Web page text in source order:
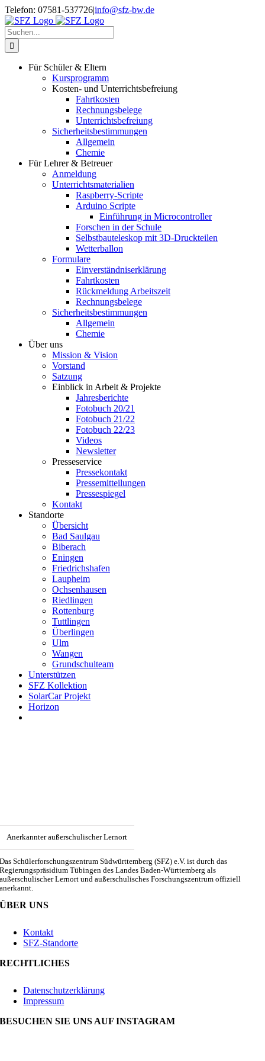
Zum
Inhalt
springen
Telefon: 07581-537726|info@sfz-bw.de
Suche
nach:
Für Schüler & Eltern
Kursprogramm
Kosten- und Unterrichtsbefreiung
Fahrtkosten
Rechnungsbelege
Unterrichtsbefreiung
Sicherheitsbestimmungen
Allgemein
Chemie
Für Lehrer & Betreuer
Anmeldung
Unterrichtsmaterialien
Raspberry-Scripte
Arduino Scripte
Einführung in Microcontroller
Forschen in der Schule
Selbstbauteleskop mit 3D-Druckteilen
Wetterballon
Formulare
Einverständniserklärung
Fahrtkosten
Rückmeldung Arbeitszeit
Rechnungsbelege
Sicherheitsbestimmungen
Allgemein
Chemie
Über uns
Mission & Vision
Vorstand
Satzung
Einblick in Arbeit & Projekte
Jahresberichte
Fotobuch 20/21
Fotobuch 21/22
Fotobuch 22/23
Videos
Newsletter
Presseservice
Pressekontakt
Pressemitteilungen
Pressespiegel
Kontakt
Standorte
Übersicht
Bad Saulgau
Biberach
Eningen
Friedrichshafen
Laupheim
Ochsenhausen
Riedlingen
Rottenburg
Tuttlingen
Überlingen
Ulm
Wangen
Grundschulteam
Unterstützen
SFZ Kollektion
SolarCar Projekt
Horizon
Anerkannter außerschulischer Lernort
Das Schülerforschungszentrum Südwürttemberg (SFZ) e.V. ist durch das
Regierungspräsidium Tübingen des Landes Baden-Württemberg als
außerschulischer Lernort und außerschulisches Forschungszentrum offiziell
anerkannt.
ÜBER UNS
Kontakt
SFZ-Standorte
RECHTLICHES
Datenschutzerklärung
Impressum
BESUCHEN SIE UNS AUF INSTAGRAM